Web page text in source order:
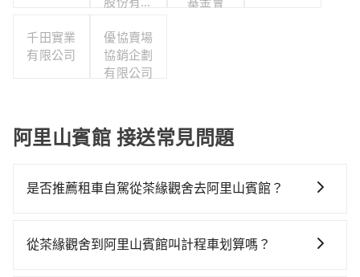
千田實業
有限公司
優協賣場
協銷企劃
有限公司
阿里山賓館 接送常見問題
是否推薦租車自駕從茶緣觀舍去阿里山賓館？
時不需要閉目養神（因為要自己開車），最重要的是你
從茶緣觀舍到阿里山賓館叫計程車划算嗎？